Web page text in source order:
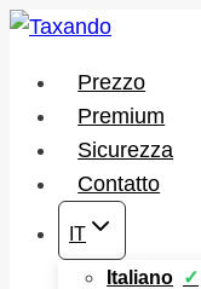
Salta
contenutoPrezzo
Premium
Sicurezza
Contatto
IT
Italiano